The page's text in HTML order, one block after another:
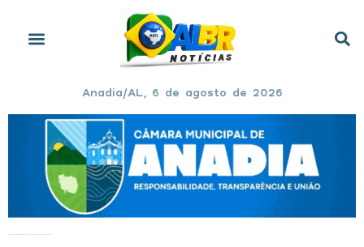
Anadia/AL, 6 de agosto de 2026